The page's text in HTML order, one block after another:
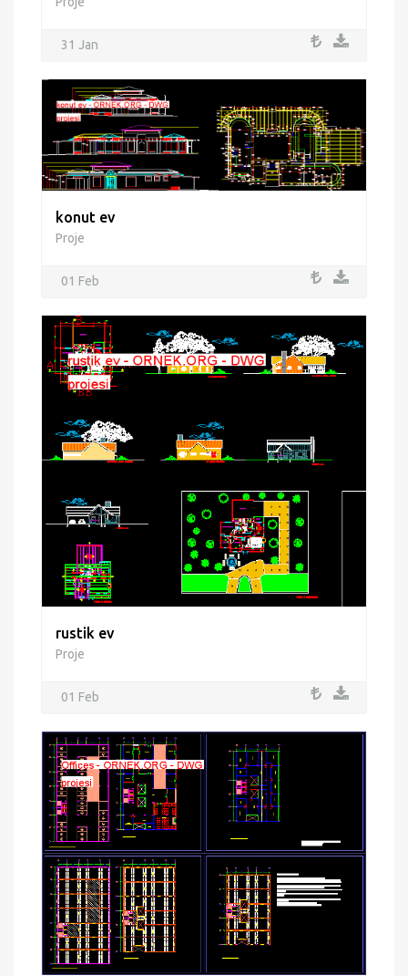
31 Jan
konut ev
Proje
01 Feb
rustik ev
Proje
01 Feb